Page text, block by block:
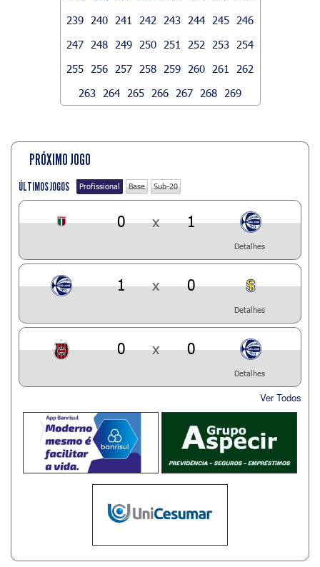
239
240 241 242 243 244 245
246
247
248 249 250 251 252 253
254
255
256 257 258 259 260 261
262
263
264 265 266 267 268 269
PRÓXIMO JOGO
ÚLTIMOS JOGOS Profissional Base Sub-20
0 x 1
Detalhes
1 x 0
Detalhes
0 x 0
Detalhes
Ver Todos